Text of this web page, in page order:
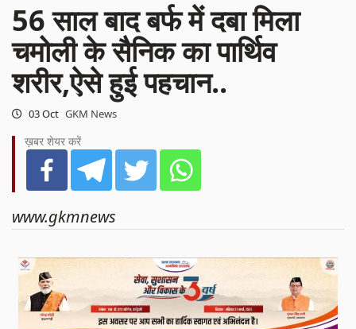
56 साल बाद बर्फ में दबा मिला
चमोली के सैनिक का पार्थिव
शरीर,ऐसे हुई पहचान..
03 Oct GKM News
ख़बर शेयर करें
www.gkmnews